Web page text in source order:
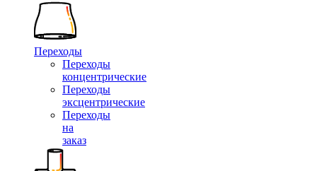
Переходы
Переходы
концентрические
Переходы
эксцентрические
Переходы
на
заказ